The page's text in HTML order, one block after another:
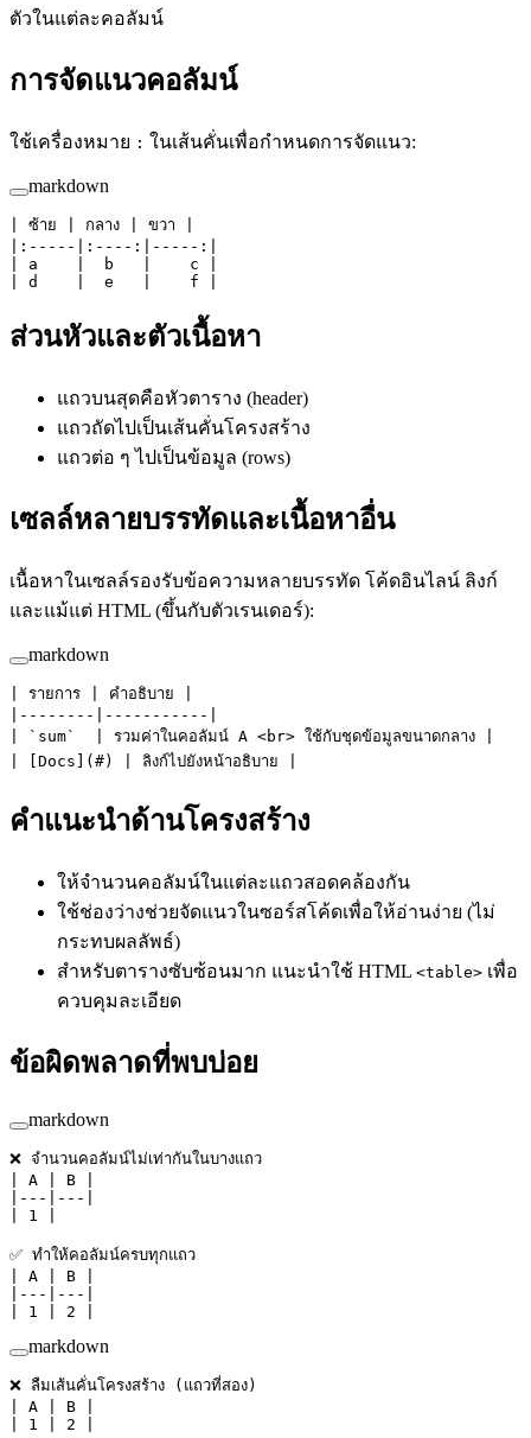
ตัวในแต่ละคอลัมน์
การจัดแนวคอลัมน์
ใช้เครื่องหมาย : ในเส้นคั่นเพื่อกำหนดการจัดแนว:
markdown
| ซ้าย | กลาง | ขวา |
|:-----|:----:|-----:|
| a    |  b   |    c |
| d    |  e   |    f |
ส่วนหัวและตัวเนื้อหา
แถวบนสุดคือหัวตาราง (header)
แถวถัดไปเป็นเส้นคั่นโครงสร้าง
แถวต่อ ๆ ไปเป็นข้อมูล (rows)
เซลล์หลายบรรทัดและเนื้อหาอื่น
เนื้อหาในเซลล์รองรับข้อความหลายบรรทัด โค้ดอินไลน์ ลิงก์
และแม้แต่ HTML (ขึ้นกับตัวเรนเดอร์):
markdown
| รายการ | คำอธิบาย |
|--------|-----------|
`sum`
  | รวมค่าในคอลัมน์ A <br> ใช้กับชุดข้อมูลขนาดกลาง |
Docs ]( #) | ลิงก์ไปยังหน้าอธิบาย |
คำแนะนำด้านโครงสร้าง
ให้จำนวนคอลัมน์ในแต่ละแถวสอดคล้องกัน
ใช้ช่องว่างช่วยจัดแนวในซอร์สโค้ดเพื่อให้อ่านง่าย (ไม่
กระทบผลลัพธ์)
สำหรับตารางซับซ้อนมาก แนะนำใช้ HTML <table> เพื่อ
ควบคุมละเอียด
ข้อผิดพลาดที่พบบ่อย
markdown
❌ จำนวนคอลัมน์ไม่เท่ากันในบางแถว
| A | B |
|---|---|
| 1 |
✅ ทำให้คอลัมน์ครบทุกแถว
| A | B |
|---|---|
| 1 | 2 |
markdown
❌ ลืมเส้นคั่นโครงสร้าง (แถวที่สอง)
| A | B |
| 1 | 2 |